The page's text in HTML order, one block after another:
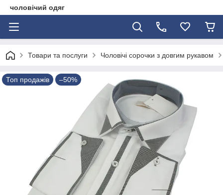
чоловічий одяг
Товари та послуги Чоловічі сорочки з довгим рукавом
Топ продажів –50%